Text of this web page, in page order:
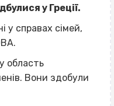
у Греції.
у справах сімей,
область
Вони здобули